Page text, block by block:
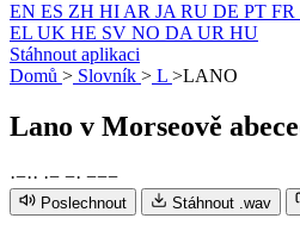
EN ES ZH HI AR JA RU DE PT FR
EL UK HE SV NO DA UR HU
Stáhnout aplikaci
Domů > Slovník > L >LANO
Lano v Morseově
·−·· ·− −· −−−
Poslechnout Stáhnout .wav